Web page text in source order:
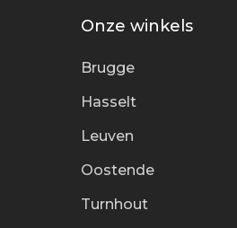
Onze winkels
Brugge
Hasselt
Leuven
Oostende
Turnhout